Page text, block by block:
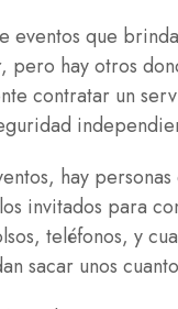
eventos que
pero hay otros
contratar un
hay personas
invitados para
teléfonos, y
sacar unos